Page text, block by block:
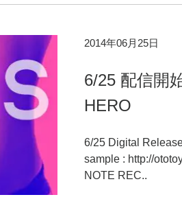
2014年06月25日
6/25 配信開
HERO
6/25 Digital
sample : http://
NOTE REC..